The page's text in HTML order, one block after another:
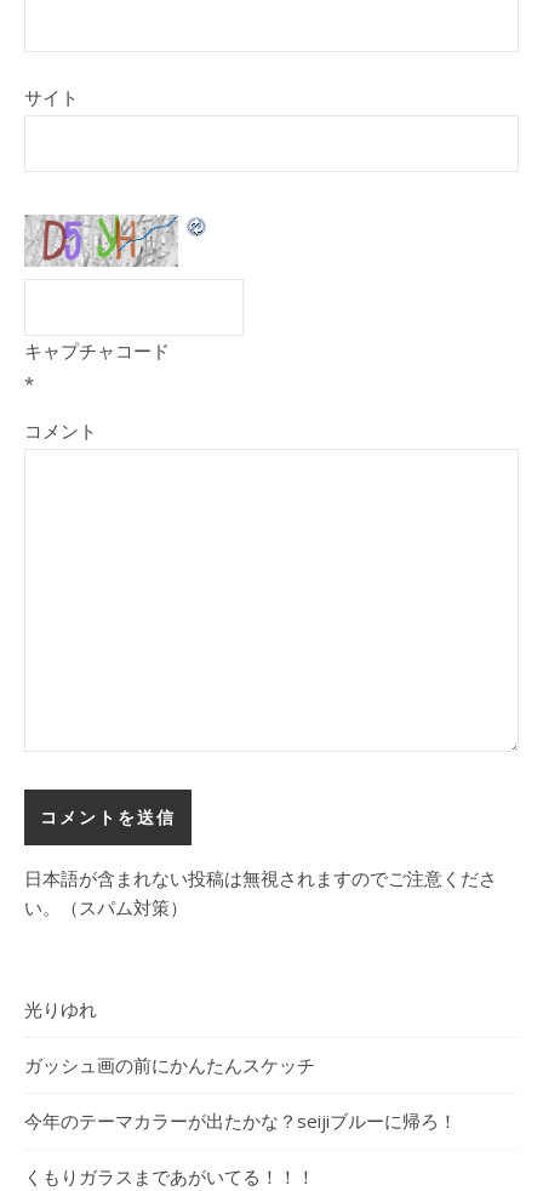
サイト
キャプチャコード
*
コメント
日本語が含まれない投稿は無視されますのでご注意くださ
い。（スパム対策）
光りゆれ
ガッシュ画の前にかんたんスケッチ
今年のテーマカラーが出たかな？seijiブルーに帰ろ！
くもりガラスまであがいてる！！！